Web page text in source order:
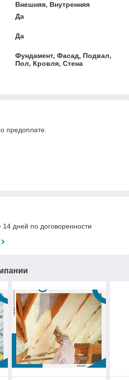
Внешняя, Внутренняя
Да
Да
Фундамент, Фасад, Подвал,
Пол, Кровля, Стена
предоплате.
14 дней по договоренности